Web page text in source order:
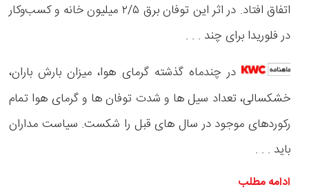
اتفاق افتاد. در اثر این توفان برق ۲/۵ میلیون خانه و کسب‌وکار
در فلوریدا برای چند . . .
در چندماه گذشته گرمای هوا، میزان بارش باران،
خشکسالی، تعداد سیل ها و شدت توفان ها و گرمای هوا تمام
رکوردهای موجود در سال های قبل را شکست. سیاست مداران
باید . . .
ادامه مطلب